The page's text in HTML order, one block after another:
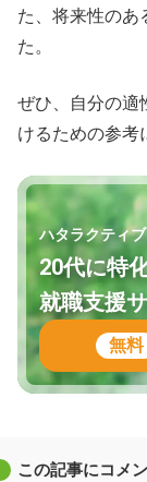
た、将来性のあ
た。
ぜひ、自分の適
けるための参考
ハタラクティ
20代に特
就職支援
無料
この記事にコメ